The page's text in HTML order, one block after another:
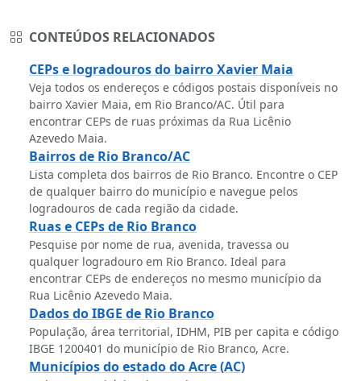
CONTEÚDOS RELACIONADOS
CEPs e logradouros do bairro Xavier Maia
Veja todos os endereços e códigos postais disponíveis no
bairro Xavier Maia, em Rio Branco/AC. Útil para
encontrar CEPs de ruas próximas da Rua Licênio
Azevedo Maia.
Bairros de Rio Branco/AC
Lista completa dos bairros de Rio Branco. Encontre o CEP
de qualquer bairro do município e navegue pelos
logradouros de cada região da cidade.
Ruas e CEPs de Rio Branco
Pesquise por nome de rua, avenida, travessa ou
qualquer logradouro em Rio Branco. Ideal para
encontrar CEPs de endereços no mesmo município da
Rua Licênio Azevedo Maia.
Dados do IBGE de Rio Branco
População, área territorial, IDHM, PIB per capita e código
IBGE 1200401 do município de Rio Branco, Acre.
Municípios do estado do Acre (AC)